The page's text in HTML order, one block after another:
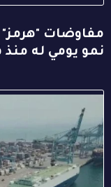
مفاوضات "هرمز"
نمو يومي له منذ